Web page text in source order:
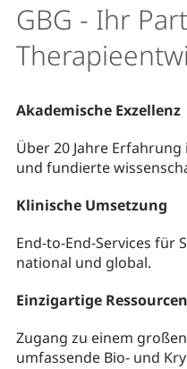
GBG - Ihr
Akademische Exzellenz
Über 20 Jahre
und fundierte
Klinische Umsetzung
End-to-End-Services für
national und global.
Einzigartige Ressourcen
Zugang zu einem
umfassende Bio- und